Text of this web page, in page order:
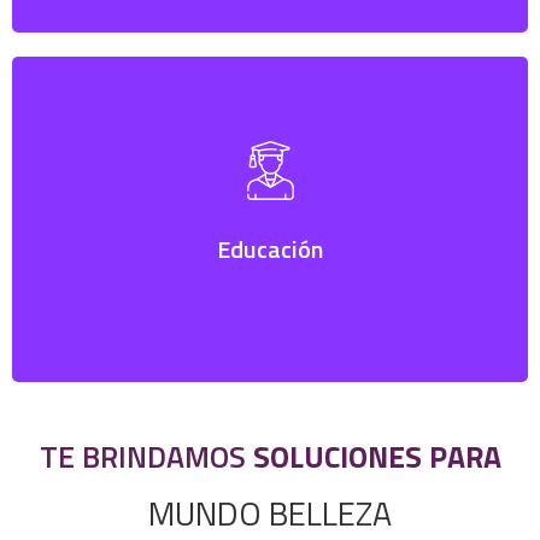
Educación
Resuelve tus inquietudes técnicas y amplía tus
conocimientos en formulación a través de nuestra red
TE BRINDAMOS SOLUCIONES PARA
MUNDO BELLEZA